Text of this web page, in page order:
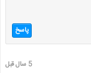
پاسخ
5 سال قبل